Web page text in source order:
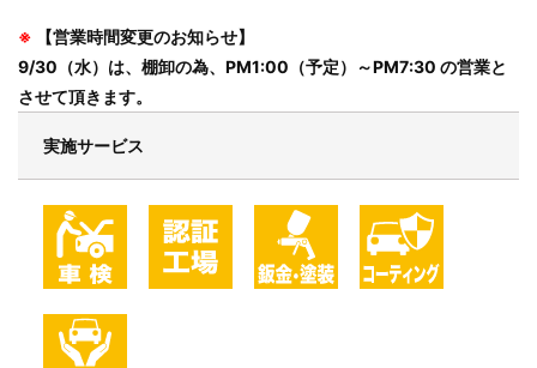
※ 【営業時間変更のお知らせ】
9/30（水）は、棚卸の為、PM1:00（予定）～PM7:30 の営業と
させて頂きます。
実施サービス